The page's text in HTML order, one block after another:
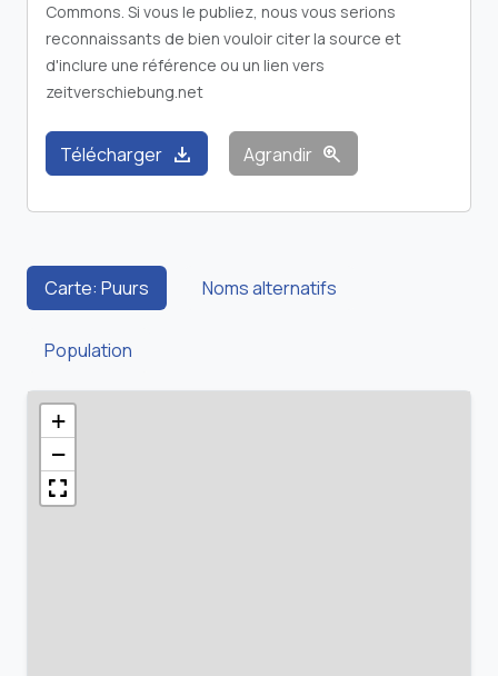
Commons. Si vous le publiez, nous vous serions
reconnaissants de bien vouloir citer la source et
d'inclure une référence ou un lien vers
zeitverschiebung.net
Télécharger download Agrandir zoom_in
Carte: Puurs Noms alternatifs
Population
+
−